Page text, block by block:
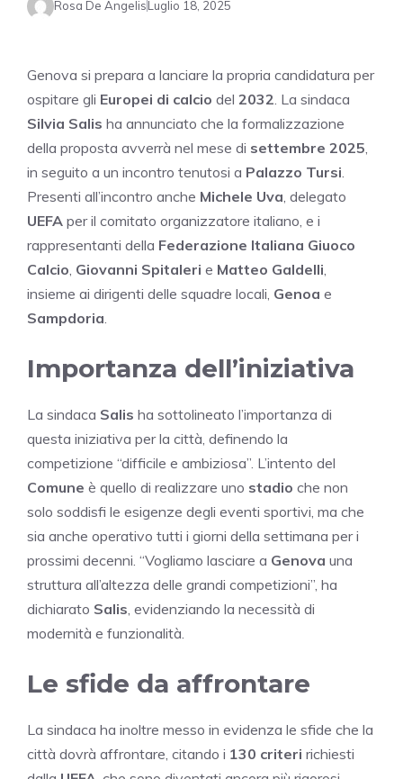
Rosa De AngelisLuglio 18, 2025
Genova si prepara a lanciare la propria candidatura per
ospitare gli Europei di calcio del 2032 . La sindaca
Silvia Salis ha annunciato che la formalizzazione
della proposta avverrà nel mese di settembre 2025
in seguito a un incontro tenutosi a Palazzo Tursi
Presenti all’incontro anche Michele Uva , delegato
UEFA per il comitato organizzatore italiano, e i
rappresentanti della Federazione Italiana Giuoco
Calcio Giovanni Spitaleri e Matteo Galdelli
insieme ai dirigenti delle squadre locali, Genoa e
Sampdoria
Importanza dell’iniziativa
La sindaca Salis ha sottolineato l’importanza di
questa iniziativa per la città, definendo la
competizione “difficile e ambiziosa”. L’intento del
Comune è quello di realizzare uno stadio che non
solo soddisfi le esigenze degli eventi sportivi, ma che
sia anche operativo tutti i giorni della settimana per i
prossimi decenni. “Vogliamo lasciare a Genova una
struttura all’altezza delle grandi competizioni”, ha
dichiarato Salis , evidenziando la necessità di
modernità e funzionalità.
Le sfide da affrontare
La sindaca ha inoltre messo in evidenza le sfide che la
città dovrà affrontare, citando i 130 criteri richiesti